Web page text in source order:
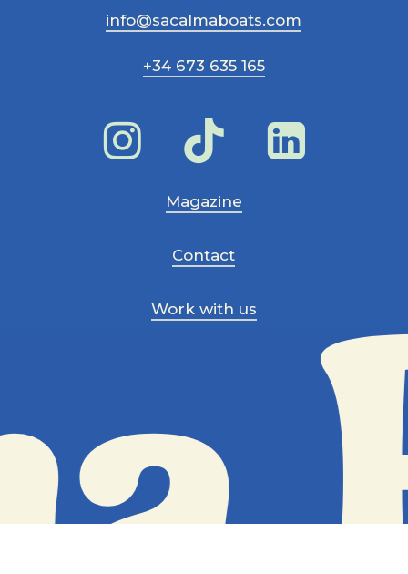
info@sacalmaboats.com
+34 673 635 165
Magazine
Contact
Work with us